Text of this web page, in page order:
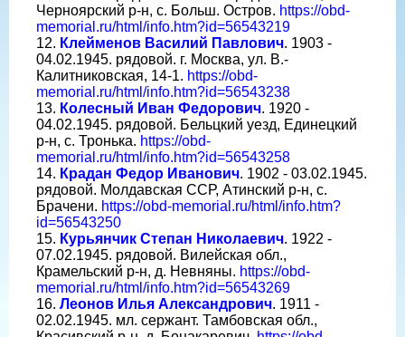
Черноярский р-н, с. Больш. Остров. https://obd-
memorial.ru/html/info.htm?id=56543219
12. Клейменов Василий Павлович. 1903 -
04.02.1945. рядовой. г. Москва, ул. В.-
Калитниковская, 14-1. https://obd-
memorial.ru/html/info.htm?id=56543238
13. Колесный Иван Федорович. 1920 -
04.02.1945. рядовой. Бельцкий уезд, Единецкий
р-н, с. Тронька. https://obd-
memorial.ru/html/info.htm?id=56543258
14. Крадан Федор Иванович. 1902 - 03.02.1945.
рядовой. Молдавская ССР, Атинский р-н, с.
Брачени. https://obd-memorial.ru/html/info.htm?
id=56543250
15. Курьянчик Степан Николаевич. 1922 -
07.02.1945. рядовой. Вилейская обл.,
Крамельский р-н, д. Невняны. https://obd-
memorial.ru/html/info.htm?id=56543269
16. Леонов Илья Александрович. 1911 -
02.02.1945. мл. сержант. Тамбовская обл.,